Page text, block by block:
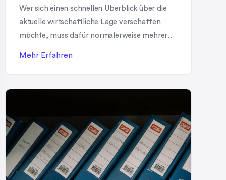
Wer sich einen schnellen Überblick über die
aktuelle wirtschaftliche Lage verschaffen
möchte, muss dafür normalerweise mehrere
Dashboard, das für den gewählten Zeitraum
darstellt. Drei Datenquellen, ein Zeitraum Das
Buchhaltungs-Dashboard lädt gleichzeitig
einen individuellen Buchungsreport, die USt-
Pflicht-Aufschlüsselung […]
Mehr Erfahren